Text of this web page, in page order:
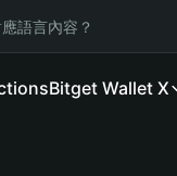
語言內容？
Bitget Wallet X